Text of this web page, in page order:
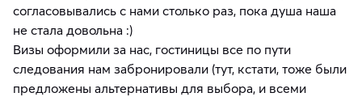
согласовывались с нами столько раз, пока душа наша
не стала довольна :)
Визы оформили за нас, гостиницы все по пути
следования нам забронировали (тут, кстати, тоже были
предложены альтернативы для выбора, и всеми